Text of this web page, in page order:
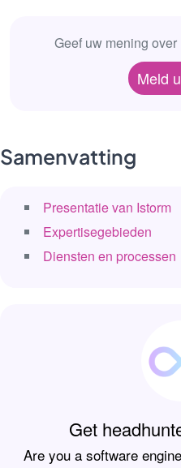
Geef uw mening
Meld
Samenvatting
Presentatie van Istorm
Expertisegebieden
Diensten en processen
Get
Are you a software